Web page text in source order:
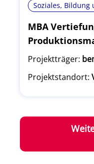
Soziales, Bildung
MBA
Projektträger:
Projektstandort: